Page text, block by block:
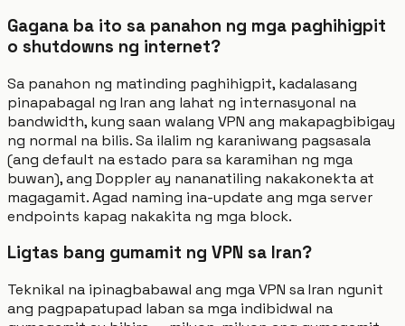
Gagana ba ito sa panahon ng mga paghihigpit
o shutdowns ng internet?
Sa panahon ng matinding paghihigpit, kadalasang
pinapabagal ng Iran ang lahat ng internasyonal na
bandwidth, kung saan walang VPN ang makapagbibigay
ng normal na bilis. Sa ilalim ng karaniwang pagsasala
(ang default na estado para sa karamihan ng mga
buwan), ang Doppler ay nananatiling nakakonekta at
magagamit. Agad naming ina-update ang mga server
endpoints kapag nakakita ng mga block.
Ligtas bang gumamit ng VPN sa Iran?
Teknikal na ipinagbabawal ang mga VPN sa Iran ngunit
ang pagpapatupad laban sa mga indibidwal na